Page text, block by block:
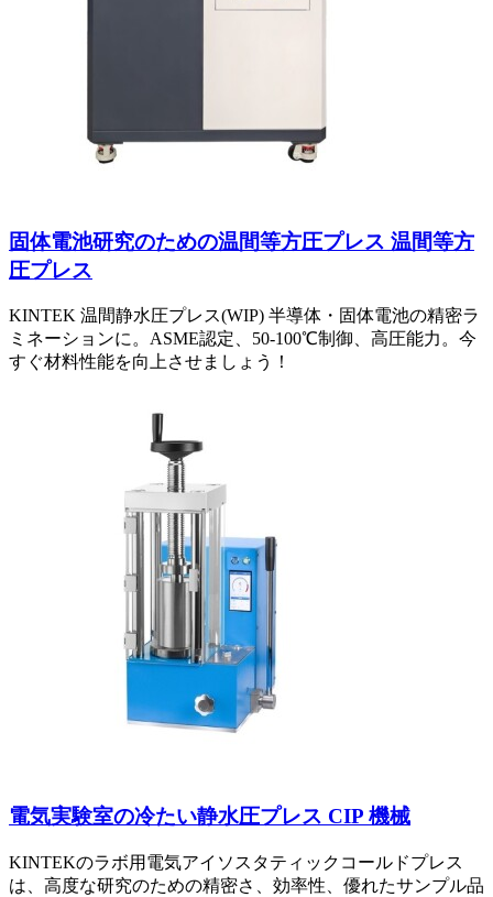
固体電池研究のための温間等方圧プレス 温間等方
圧プレス
KINTEK 温間静水圧プレス(WIP) 半導体・固体電池の精密ラ
ミネーションに。ASME認定、50-100℃制御、高圧能力。今
すぐ材料性能を向上させましょう！
電気実験室の冷たい静水圧プレス CIP 機械
KINTEKのラボ用電気アイソスタティックコールドプレス
は、高度な研究のための精密さ、効率性、優れたサンプル品